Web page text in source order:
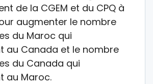
de la CGEM et du CPQ à
augmenter le nombre
du Maroc qui
au Canada et le nombre
du Canada qui
au Maroc.